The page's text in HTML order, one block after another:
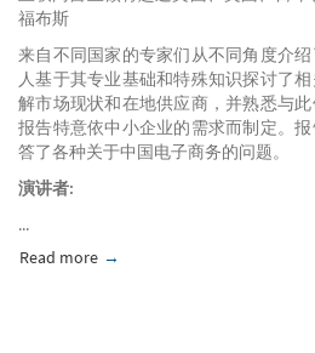
福布斯
来自不同国家的专家们从不同角度介
人基于其专业基础和特殊知识探讨了
解市场现状和在地供应商，并熟悉与
报告特意依中小企业的需求而制定。
答了各种关于中国电子商务的问题。
演讲者:
...
Read more about 进入中国电子商务市场